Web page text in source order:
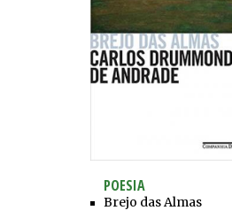
POESIA
Brejo das Almas